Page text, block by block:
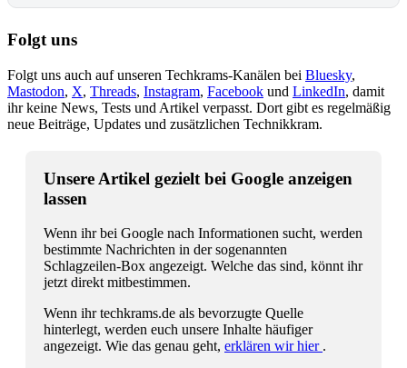
Folgt uns
Folgt uns auch auf unseren Techkrams-Kanälen bei Bluesky,
Mastodon, X, Threads, Instagram, Facebook und LinkedIn, damit
ihr keine News, Tests und Artikel verpasst. Dort gibt es regelmäßig
neue Beiträge, Updates und zusätzlichen Technikkram.
Unsere Artikel gezielt bei Google anzeigen
lassen
Wenn ihr bei Google nach Informationen sucht, werden
bestimmte Nachrichten in der sogenannten
Schlagzeilen-Box angezeigt. Welche das sind, könnt ihr
jetzt direkt mitbestimmen.
Wenn ihr techkrams.de als bevorzugte Quelle
hinterlegt, werden euch unsere Inhalte häufiger
angezeigt. Wie das genau geht, erklären wir hier .